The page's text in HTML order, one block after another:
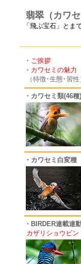
翡翠（カワ
「飛ぶ宝石」と
・ご挨拶
・カワセミの魅力
（特徴･生態･習性
・カワセミ類(46種)
・カワセミ白変種
・BIRDER連載連
カザリショウビン